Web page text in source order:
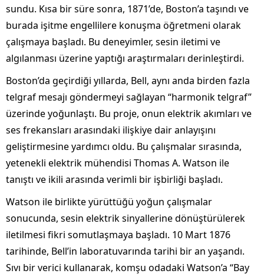
sundu. Kısa bir süre sonra, 1871’de, Boston’a taşındı ve
burada işitme engellilere konuşma öğretmeni olarak
çalışmaya başladı. Bu deneyimler, sesin iletimi ve
algılanması üzerine yaptığı araştırmaları derinleştirdi.
Boston’da geçirdiği yıllarda, Bell, aynı anda birden fazla
telgraf mesajı göndermeyi sağlayan “harmonik telgraf”
üzerinde yoğunlaştı. Bu proje, onun elektrik akımları ve
ses frekansları arasındaki ilişkiye dair anlayışını
geliştirmesine yardımcı oldu. Bu çalışmalar sırasında,
yetenekli elektrik mühendisi Thomas A. Watson ile
tanıştı ve ikili arasında verimli bir işbirliği başladı.
Watson ile birlikte yürüttüğü yoğun çalışmalar
sonucunda, sesin elektrik sinyallerine dönüştürülerek
iletilmesi fikri somutlaşmaya başladı. 10 Mart 1876
tarihinde, Bell’in laboratuvarında tarihi bir an yaşandı.
Sıvı bir verici kullanarak, komşu odadaki Watson’a “Bay